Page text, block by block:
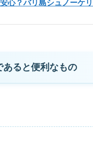
心？バリ島シュノーケ
あると便利なもの